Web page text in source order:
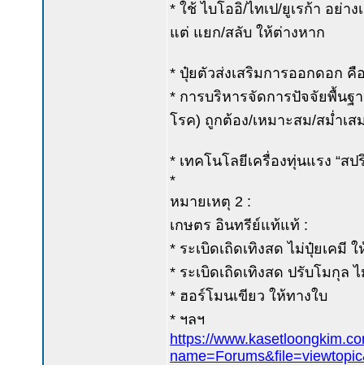
* ใช้ ไบโออิ/ไทเป/ยูเรก้า อย่
แต่ แยก/สลับ ให้ต่างหาก
* ปุ๋ยตัวส่งเสริมการออกดอก
* การบริหารจัดการปัจจัยพื้น
โรค) ถูกต้อง/เหมาะสม/สม่ำเ
* เทคโนโลยีเครื่องทุ่นแรง “ส
*
หมายเหตุ 2 :
เกษตร อินทรีย์แท้แท้ :
* ระเบิดเถิดเทิงสด ไม่ปุ๋ยเคมี
* ระเบิดเถิดเทิงสด ปรับโมกุล
* ฮอร์โมนเขียว ให้ทางใบ
* ฯลฯ
https://